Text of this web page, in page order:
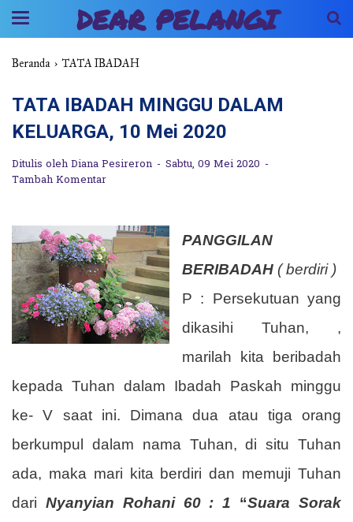
DEAR PELANGI
Beranda ›TATA IBADAH
TATA IBADAH MINGGU DALAM
KELUARGA, 10 Mei 2020
Ditulis oleh Diana Pesireron
Sabtu, 09 Mei 2020
Tambah Komentar
PANGGILAN
BERIBADAH ( berdiri )
P : Persekutuan yang
dikasihi Tuhan, ,
marilah kita beribadah
kepada Tuhan dalam Ibadah Paskah minggu
ke- V saat ini. Dimana dua atau tiga orang
berkumpul dalam nama Tuhan, di situ Tuhan
ada, maka mari kita berdiri dan memuji Tuhan
dari Nyanyian Rohani 60 : 1 “Suara Sorak